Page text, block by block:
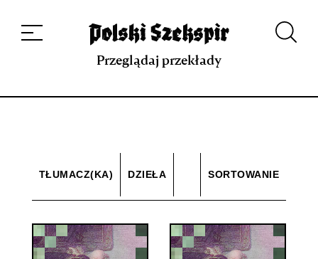
projekcie
Kontakt Indeks strony Aplikacja
Repozytorium XIX w.
Przeglądaj przekłady
TŁUMACZ(KA) DZIEŁA SORTOWANIE